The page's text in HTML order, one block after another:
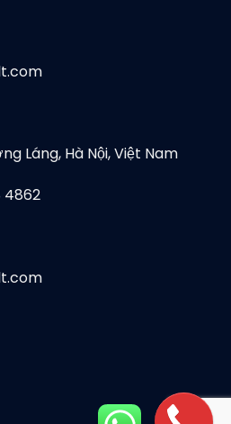
Láng, Hà Nội, Việt Nam
4862